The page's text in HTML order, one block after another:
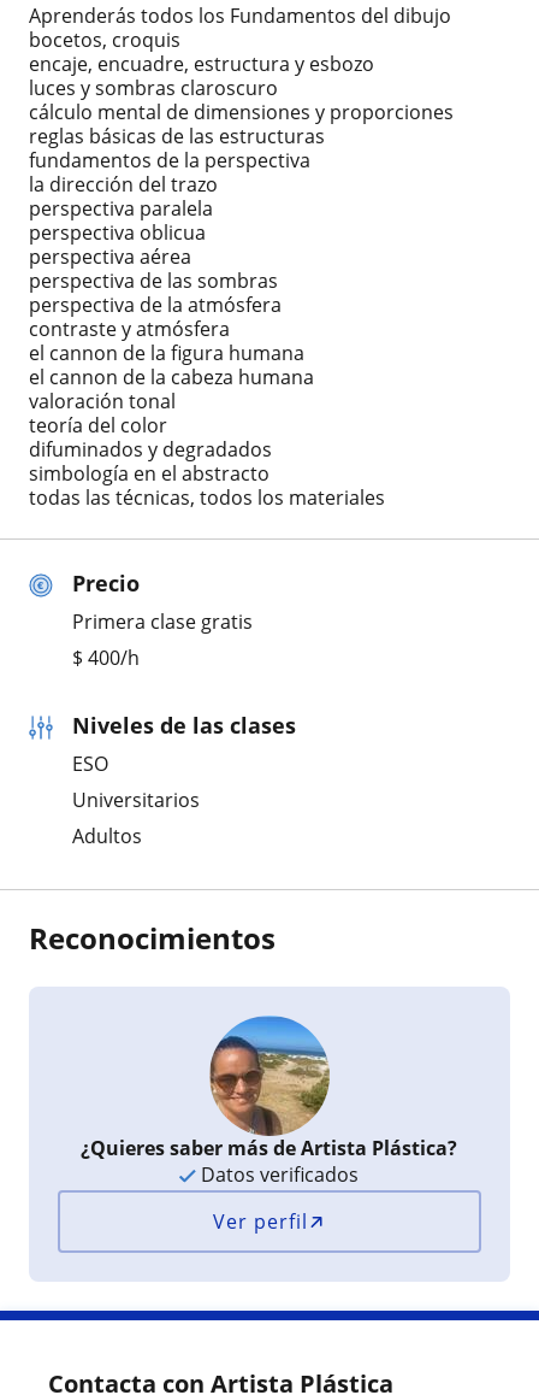
Precio
Primera clase gratis
$ 400/h
Niveles de las clases
ESO
Universitarios
Adultos
Aprenderás todos los Fundamentos del dibujo
bocetos, croquis
encaje, encuadre, estructura y esbozo
luces y sombras claroscuro
cálculo mental de dimensiones y proporciones
reglas básicas de las estructuras
fundamentos de la perspectiva
la dirección del trazo
perspectiva paralela
perspectiva oblicua
perspectiva aérea
perspectiva de las sombras
perspectiva de la atmósfera
contraste y atmósfera
el cannon de la figura humana
el cannon de la cabeza humana
valoración tonal
teoría del color
difuminados y degradados
simbología en el abstracto
todas las técnicas, todos los materiales
Reconocimientos
¿Quieres saber más de Artista Plástica?
Datos verificados
Ver perfil
Contacta con Artista Plástica